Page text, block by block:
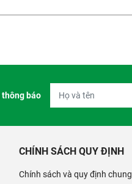
thông báo
CHÍNH SÁCH QUY ĐỊNH
Chính sách và quy định chung